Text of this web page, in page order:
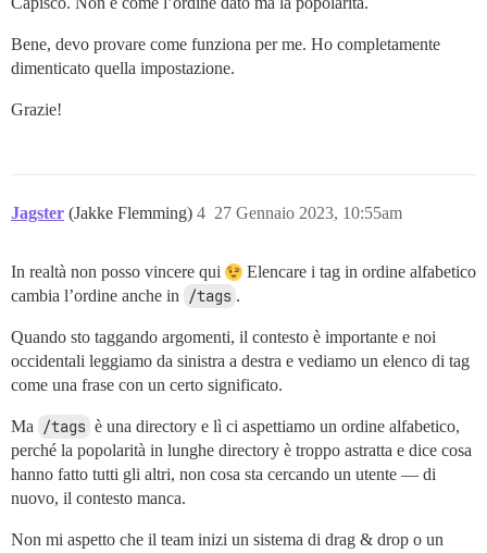
Bene, devo provare come funziona per me. Ho completamente
dimenticato quella impostazione.
Grazie!
Jagster (Jakke Flemming) 27 Gennaio 2023, 10:55am
4
In realtà non posso vincere qui
Elencare i tag in ordine alfabetico
cambia l’ordine anche in
/tags .
Quando sto taggando argomenti, il contesto è importante e noi
occidentali leggiamo da sinistra a destra e vediamo un elenco di tag
come una frase con un certo significato.
Ma /tags è una directory e lì ci aspettiamo un ordine alfabetico,
perché la popolarità in lunghe directory è troppo astratta e dice cosa
hanno fatto tutti gli altri, non cosa sta cercando un utente — di
nuovo, il contesto manca.
Non mi aspetto che il team inizi un sistema di drag & drop o un